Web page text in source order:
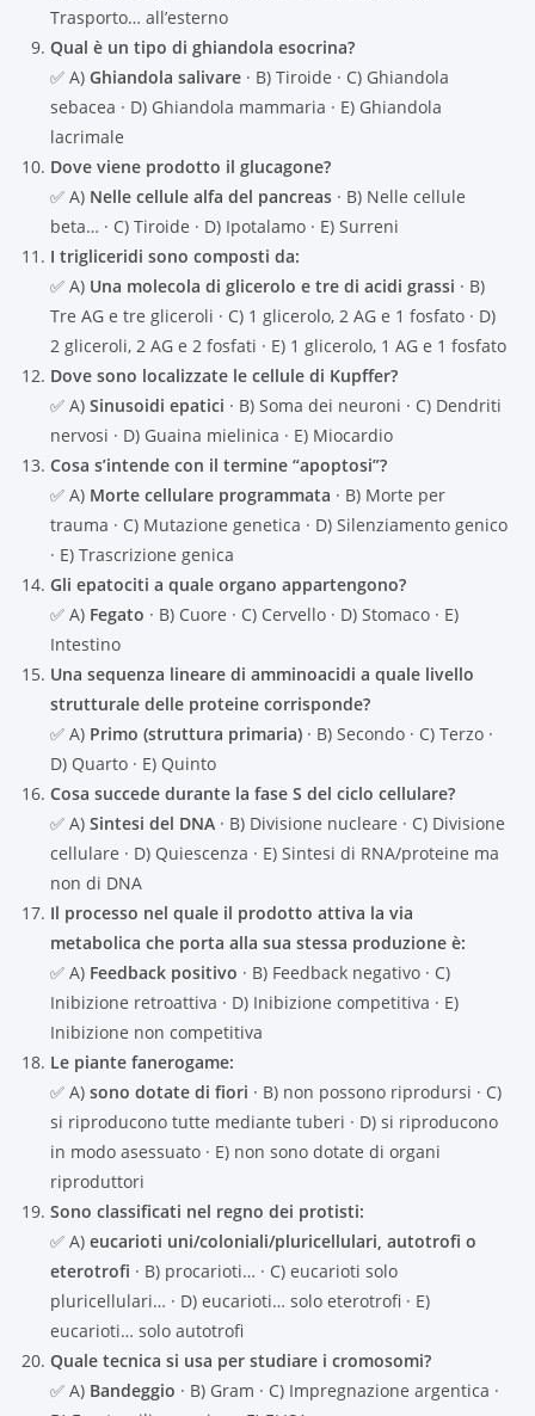
Trasporto… all’esterno
Qual è un tipo di ghiandola esocrina?
✅ A)Ghiandola salivare · B) Tiroide · C) Ghiandola
sebacea · D) Ghiandola mammaria · E) Ghiandola
lacrimale
Dove viene prodotto il glucagone?
✅ A) Nelle cellule alfa del pancreas · B) Nelle cellule
beta… · C) Tiroide · D) Ipotalamo · E) Surreni
I trigliceridi sono composti da:
✅ A) Una molecola di glicerolo e tre di acidi grassi · B)
Tre AG e tre gliceroli · C) 1 glicerolo, 2 AG e 1 fosfato · D)
2 gliceroli, 2 AG e 2 fosfati · E) 1 glicerolo, 1 AG e 1 fosfato
Dove sono localizzate le cellule di Kupffer?
✅ A)Sinusoidi epatici · B) Soma dei neuroni · C) Dendriti
nervosi · D) Guaina mielinica · E) Miocardio
Cosa s’intende con il termine “apoptosi”?
✅ A) Morte cellulare programmata · B) Morte per
trauma · C) Mutazione genetica · D) Silenziamento genico
· E) Trascrizione genica
Gli epatociti a quale organo appartengono?
✅ A) Fegato · B) Cuore · C) Cervello · D) Stomaco · E)
Intestino
Una sequenza lineare di amminoacidi a quale livello
strutturale delle proteine corrisponde?
✅ A) Primo (struttura primaria) · B) Secondo · C) Terzo ·
D) Quarto · E) Quinto
Cosa succede durante la fase S del ciclo cellulare?
✅ A)Sintesi del DNA · B) Divisione nucleare · C) Divisione
cellulare · D) Quiescenza · E) Sintesi di RNA/proteine ma
non di DNA
Il processo nel quale il prodotto attiva la via
metabolica che porta alla sua stessa produzione è:
✅ A) Feedback positivo · B) Feedback negativo · C)
Inibizione retroattiva · D) Inibizione competitiva · E)
Inibizione non competitiva
Le piante fanerogame:
✅ A)sono dotate di fiori · B) non possono riprodursi · C)
si riproducono tutte mediante tuberi · D) si riproducono
in modo asessuato · E) non sono dotate di organi
riproduttori
Sono classificati nel regno dei protisti:
✅ A)eucarioti uni/coloniali/pluricellulari, autotrofi o
eterotrofi · B) procarioti… · C) eucarioti solo
pluricellulari… · D) eucarioti… solo eterotrofi · E)
eucarioti… solo autotrofi
Quale tecnica si usa per studiare i cromosomi?
✅ A) Bandeggio · B) Gram · C) Impregnazione argentica ·